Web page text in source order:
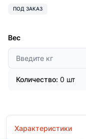
ПОД ЗАКАЗ
Вес
Количество: 0 шт
Характеристики